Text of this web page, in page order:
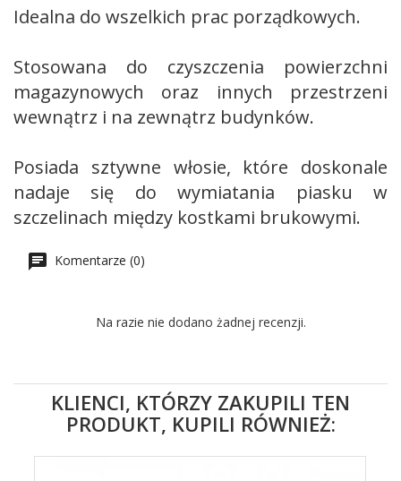
Idealna do wszelkich prac porządkowych.
Stosowana do czyszczenia powierzchni
magazynowych oraz innych przestrzeni
wewnątrz i na zewnątrz budynków.
Posiada sztywne włosie, które doskonale
nadaje się do wymiatania piasku w
szczelinach między kostkami brukowymi.
Komentarze (0)
Na razie nie dodano żadnej recenzji.
KLIENCI, KTÓRZY ZAKUPILI TEN
PRODUKT, KUPILI RÓWNIEŻ: